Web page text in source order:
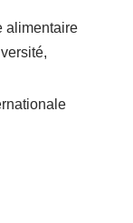
alimentaire